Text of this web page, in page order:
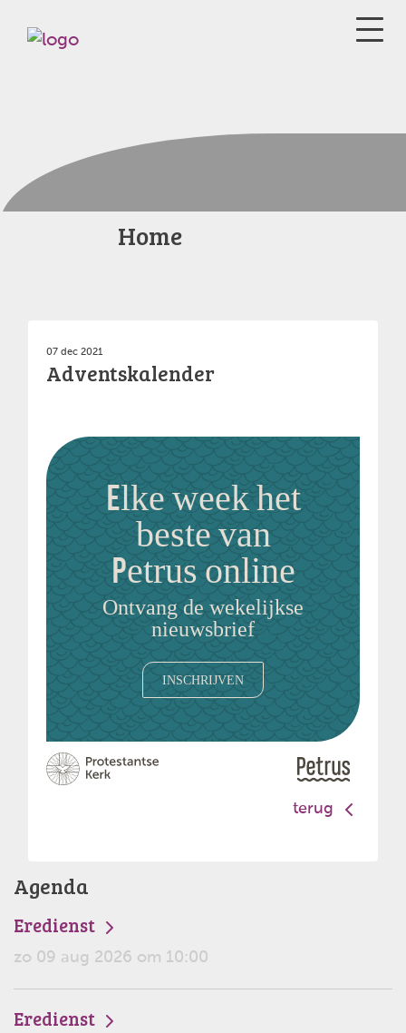
Home
07 dec 2021
Adventskalender
Elke week het
beste van
Petrus online
Ontvang de wekelijkse
nieuwsbrief
INSCHRIJVEN
terug
Agenda
Eredienst
zo 09 aug 2026 om 10:00
Eredienst